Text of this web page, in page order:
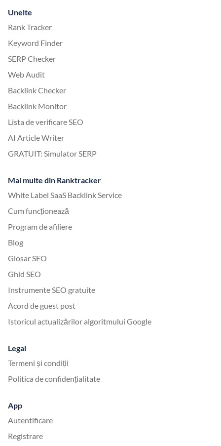
Unelte
Rank Tracker
Keyword Finder
SERP Checker
Web Audit
Backlink Checker
Backlink Monitor
Lista de verificare SEO
AI Article Writer
GRATUIT: Simulator SERP
Mai multe din Ranktracker
White Label SaaS Backlink Service
Cum funcționează
Program de afiliere
Blog
Glosar SEO
Ghid SEO
Instrumente SEO gratuite
Acord de guest post
Istoricul actualizărilor algoritmului Google
Legal
Termeni și condiții
Politica de confidențialitate
App
Autentificare
Registrare